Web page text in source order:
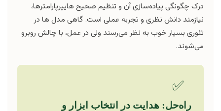
درک چگونگی پیاده‌سازی آن و تنظیم صحیح هایپرپارامترها،
نیازمند دانش نظری و تجربه عملی است. گاهی مدل ها در
تئوری بسیار خوب به نظر می‌رسند ولی در عمل، با چالش روبرو
می‌شوند.
✅
راه‌حل: هدایت در انتخاب ابزار و